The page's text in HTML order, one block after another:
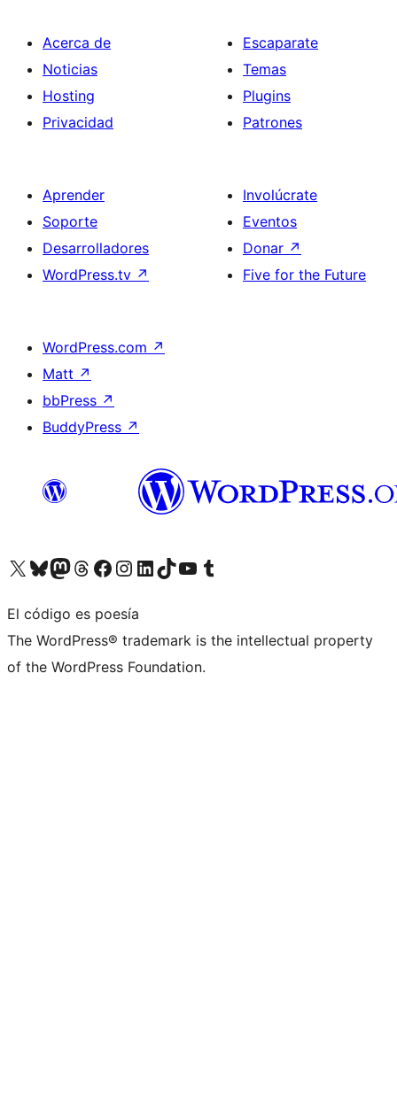
Acerca de
Noticias
Hosting
Privacidad
Escaparate
Temas
Plugins
Patrones
Aprender
Soporte
Desarrolladores
WordPress.tv ↗
Involúcrate
Eventos
Donar ↗
Five for the Future
WordPress.com ↗
Matt ↗
bbPress ↗
BuddyPress ↗
Visita nuestra cuenta de X (anteriormente Twitter)
Visita nuestra cuenta de Bluesky
Visita nuestra cuenta de Mastodon
Visita nuestra cuenta de Threads
Visita nuestra página de Facebook
Visita nuestra cuenta de Instagram
Visita nuestra cuenta de LinkedIn
Visita nuestra cuenta de TikTok
Visita nuestro canal de YouTube
Visita nuestra cuenta de Tumblr
El código es poesía
The WordPress® trademark is the intellectual property
of the WordPress Foundation.